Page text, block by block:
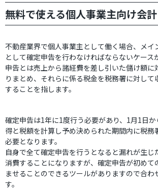
無料で使える個人事業主向け会
不動産業界で個人事業主として働く場合、メイ
として確定申告を行わなければならないケース
申告とは売上から諸経費を差し引いた儲け額に
りまとめ、それらに係る税金を税務署に対し
することを指します。
確定申告は1年に1度行う必要があり、1月1日
得と税額を計算し予め決められた期間内に税務
必要となります。
自身で全て確定申告を行うとなると漏れが生じ
消費することになりますが、確定申告が初めて
ませることのできるツールがありますので合わ
す。